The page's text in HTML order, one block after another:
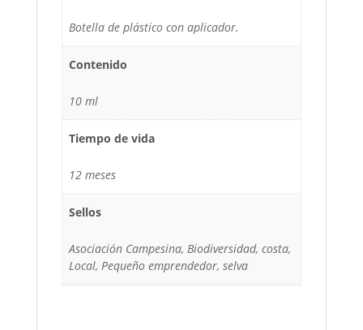
Botella de plástico con aplicador.
Contenido
10 ml
Tiempo de vida
12 meses
Sellos
Asociación Campesina, Biodiversidad, costa,
Local, Pequeño emprendedor, selva